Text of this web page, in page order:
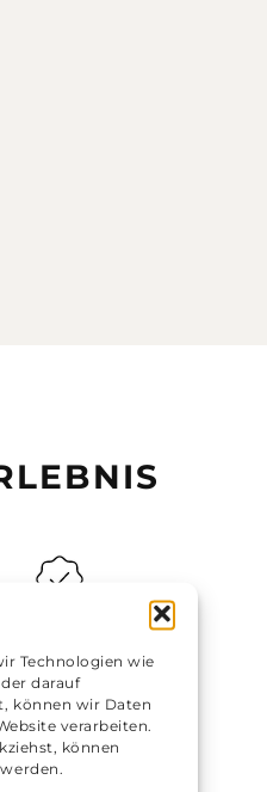
Technologien wie
darauf
können wir Daten
verarbeiten.
können
geprüft
prüfen jeden
auf Echtheit